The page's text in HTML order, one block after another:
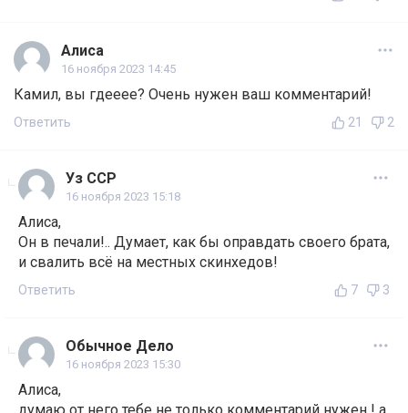
Алиса
16 ноября 2023 14:45
Камил, вы гдееее? Очень нужен ваш комментарий!
Ответить 21 2
Уз ССР
16 ноября 2023 15:18
Алиса,
Он в печали!.. Думает, как бы оправдать своего брата,
и свалить всё на местных скинхедов!
Ответить 7 3
Обычное Дело
16 ноября 2023 15:30
Алиса,